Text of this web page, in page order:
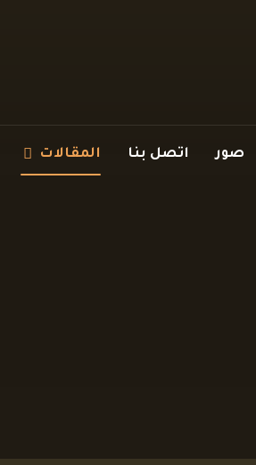
صور اتصل بنا المقالات